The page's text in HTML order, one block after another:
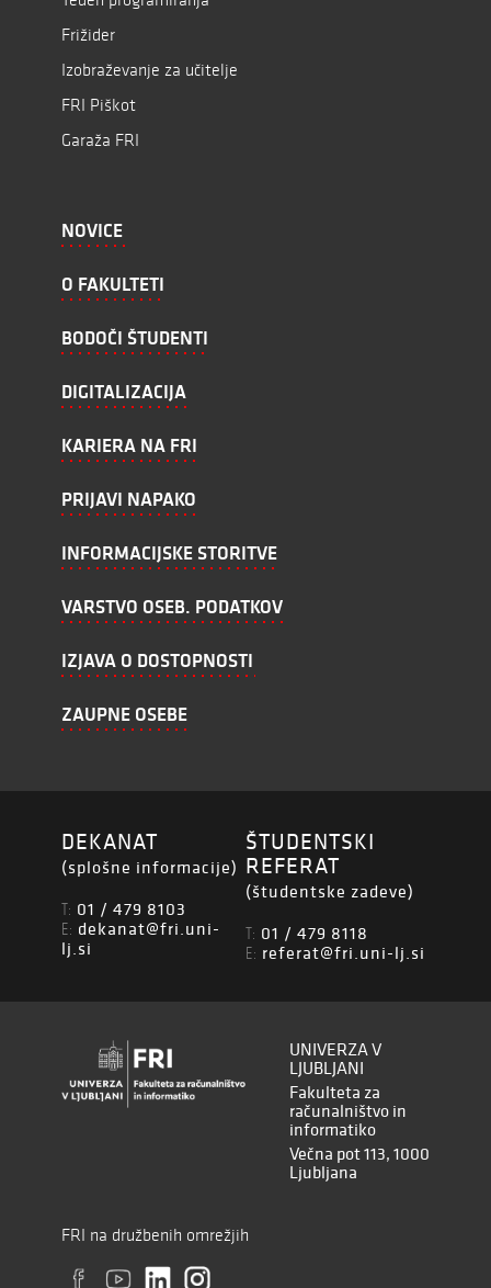
Frižider
Izobraževanje za učitelje
FRI Piškot
Garaža FRI
NOVICE
O FAKULTETI
BODOČI ŠTUDENTI
DIGITALIZACIJA
KARIERA NA FRI
PRIJAVI NAPAKO
INFORMACIJSKE STORITVE
VARSTVO OSEB. PODATKOV
IZJAVA O DOSTOPNOSTI
ZAUPNE OSEBE
DEKANAT
(splošne informacije)
T: 01 / 479 8103
E: dekanat@fri.uni-
lj.si
ŠTUDENTSKI
REFERAT
(študentske zadeve)
T: 01 / 479 8118
E: referat@fri.uni-lj.si
UNIVERZA V
LJUBLJANI
Fakulteta za
računalništvo in
informatiko
Večna pot 113, 1000
Ljubljana
FRI na družbenih omrežjih